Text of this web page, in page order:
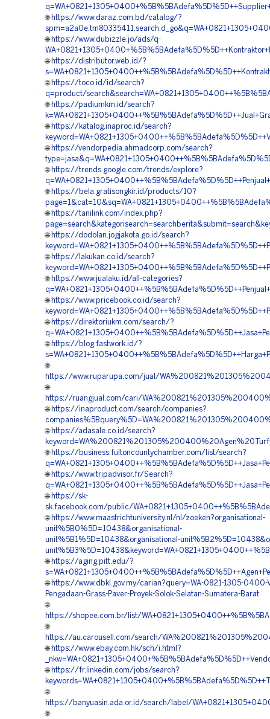
🌐 https://www.daraz.com.bd/catalog/?
🌐 https://www.dubizzle.jo/ads/q-
🌐 https://distributor.web.id/?
🌐 https://toco.id/id/search?
q=product/
🌐 https://padiumkm.id/search?
🌐 https://katalog.inaproc.id/search?
🌐 https://vendorpedia.ahmadcorp.com/search?
🌐 https://trends.google.com/trends/explore?
🌐 https://bela.gratisongkir.id/products/10?
🌐 https://tanilink.com/index.php?
🌐 https://dodolan.jogjakota.go.id/search?
🌐 https://lakukan.co.id/search?
🌐 https://www.jualaku.id/all-categories?
🌐 https://www.pricebook.co.id/search?
🌐 https://direktoriukm.com/search/?
🌐 https://blog.fastwork.id/?
🌐
https://www.ruparupa.com/jual/
🌐
https://ruangjual.com/cari/
🌐 https://inaproduct.com/search/companies?
🌐 https://adasale.co.id/search?
🌐 https://business.fultoncountychamber.com/list/search?
🌐 https://www.tripadvisor.fr/Search?
🌐 https://sk-
sk.facebook.com/public/
🌐 https://www.maastrichtuniversity.nl/nl/zoeken?organisational-
unit%5B0%5D=10438&organisational-
unit%5B1%5D=10438&organisational-
🌐 https://aging.pitt.edu/?
🌐 https://www.dbkl.gov.my/carian?query=WA-0821-1305-0400-
Pengadaan-Grass-Paver-Proyek-Solok-Selatan-Sumatera-Barat
🌐
https://shopee.com.br/list/
🌐
https://au.carousell.com/search/
🌐 https://www.ebay.com.hk/sch/i.html?
🌐 https://fr.linkedin.com/jobs/search?
🌐
https://banyuasin.ada.or.id/search/label/
🌐